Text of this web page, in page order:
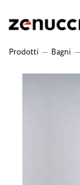
Prodotti — Bagni —